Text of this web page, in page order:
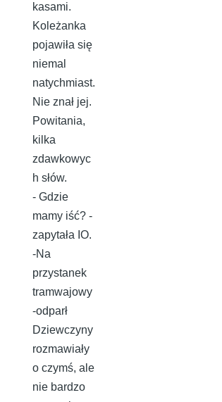
kasami.
Koleżanka
pojawiła się
niemal
natychmiast.
Nie znał jej.
Powitania,
kilka
zdawkowyc
h słów.
- Gdzie
mamy iść? -
zapytała IO.
-Na
przystanek
tramwajowy
-odparł
Dziewczyny
rozmawiały
o czymś, ale
nie bardzo